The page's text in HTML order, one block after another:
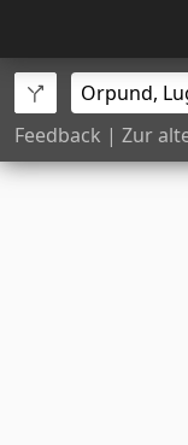
Feedback | Zur